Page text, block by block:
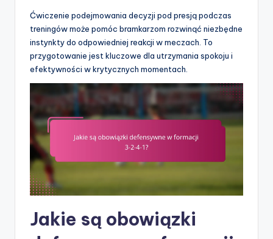
Ćwiczenie podejmowania decyzji pod presją podczas
treningów może pomóc bramkarzom rozwinąć niezbędne
instynkty do odpowiedniej reakcji w meczach. To
przygotowanie jest kluczowe dla utrzymania spokoju i
efektywności w krytycznych momentach.
Jakie są obowiązki